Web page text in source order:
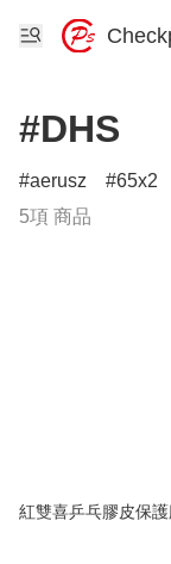
#DHS
aerusz 65x2
5項 商品
紅雙喜乒乓膠皮保